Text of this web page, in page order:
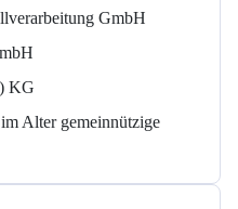
GmbH
KG
Alter gemeinnützige